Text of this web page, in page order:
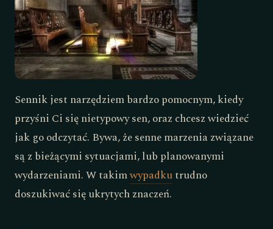
Sennik jest narzędziem bardzo pomocnym, kiedy
przyśni Ci się nietypowy sen, oraz chcesz wiedzieć
jak go odczytać. Bywa, że senne marzenia związane
są z bieżącymi sytuacjami, lub planowanymi
wydarzeniami. W takimwypadkutrudno
doszukiwać się ukrytych znaczeń.